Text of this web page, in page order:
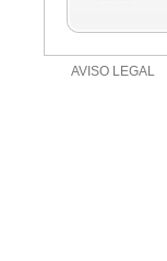
AVISO LEGAL